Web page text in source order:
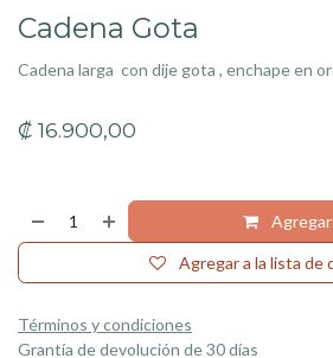
Cadena Gota
Cadena larga con dije gota , enchape en
₡ 16.900,00
Agregar a la lista de
Términos y condiciones
Grantía de devolución de 30 días